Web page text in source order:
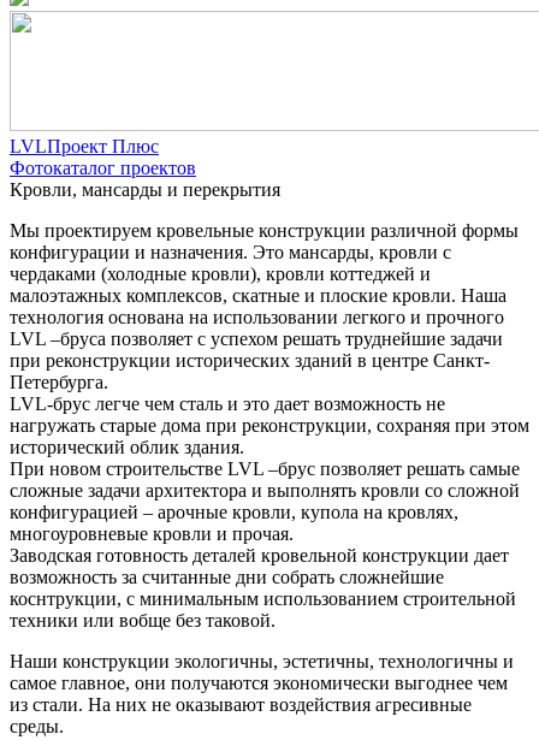
LVLПроект Плюс
Фотокаталог проектов
Кровли, мансарды и перекрытия
Мы проектируем кровельные конструкции различной формы
конфигурации и назначения. Это мансарды, кровли с
чердаками (холодные кровли), кровли коттеджей и
малоэтажных комплексов, скатные и плоские кровли. Наша
технология основана на использовании легкого и прочного
LVL –бруса позволяет с успехом решать труднейшие задачи
при реконструкции исторических зданий в центре Санкт-
Петербурга.
LVL-брус легче чем сталь и это дает возможность не
нагружать старые дома при реконструкции, сохраняя при этом
исторический облик здания.
При новом строительстве LVL –брус позволяет решать самые
сложные задачи архитектора и выполнять кровли со сложной
конфигурацией – арочные кровли, купола на кровлях,
многоуровневые кровли и прочая.
Заводская готовность деталей кровельной конструкции дает
возможность за считанные дни собрать сложнейшие
коснтрукции, с минимальным использованием строительной
техники или вобще без таковой.
Наши конструкции экологичны, эстетичны, технологичны и
самое главное, они получаются экономически выгоднее чем
из стали. На них не оказывают воздействия агресивные
среды.